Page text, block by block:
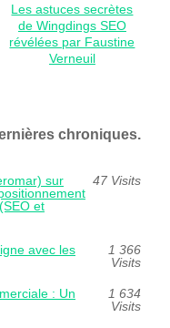
Les astuces secrètes
de Wingdings SEO
révélées par Faustine
Verneuil
chroniques.
sur
et
47 Visits
avec les
1 366
Visits
: Un
1 634
Visits